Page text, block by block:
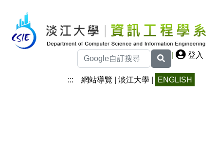
| 登入
::: 網站導覽 淡江大學 ENGLISH